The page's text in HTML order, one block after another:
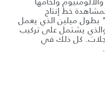
خط إنتاج
بطول ميلين الذي يعمل
والذي يشتمل على تركيب
كل ذلك في